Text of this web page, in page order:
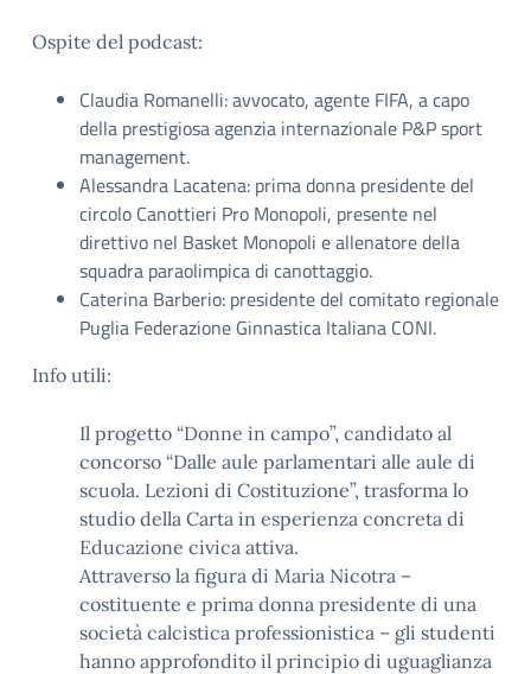
Ospite del podcast:
Claudia Romanelli: avvocato, agente FIFA, a capo
della prestigiosa agenzia internazionale P&P sport
management.
Alessandra Lacatena: prima donna presidente del
circolo Canottieri Pro Monopoli, presente nel
direttivo nel Basket Monopoli e allenatore della
squadra paraolimpica di canottaggio.
Caterina Barberio: presidente del comitato regionale
Puglia Federazione Ginnastica Italiana CONI.
Info utili:
Il progetto “Donne in campo”, candidato al
concorso “Dalle aule parlamentari alle aule di
scuola. Lezioni di Costituzione”, trasforma lo
studio della Carta in esperienza concreta di
Educazione civica attiva.
Attraverso la figura di Maria Nicotra –
costituente e prima donna presidente di una
società calcistica professionistica – gli studenti
hanno approfondito il principio di uguaglianza